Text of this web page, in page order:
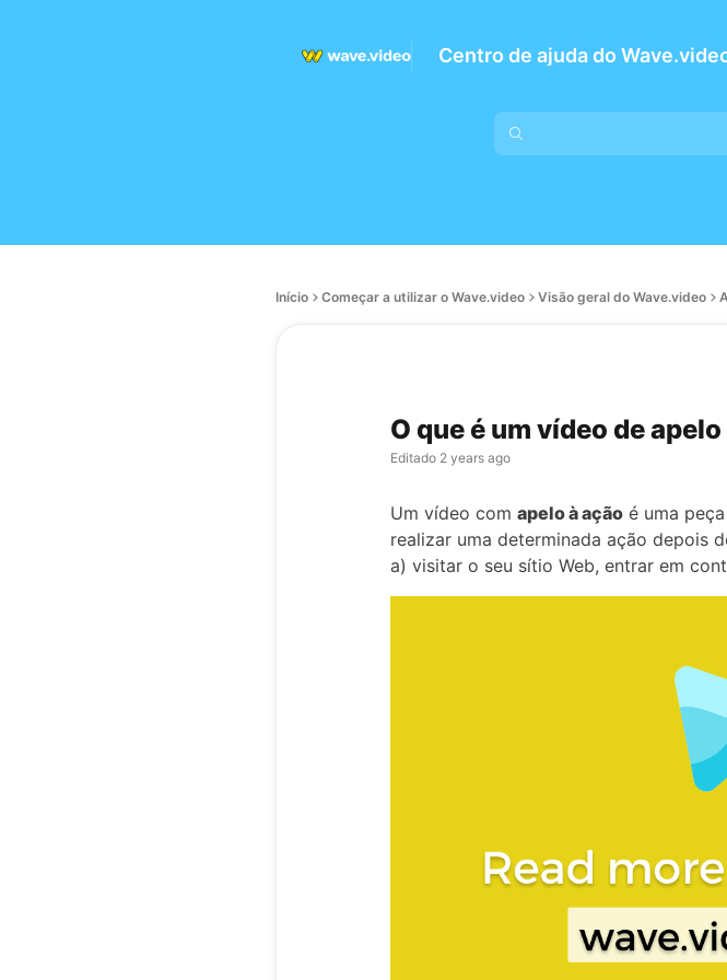
Centro de ajuda do
Início Começar a utilizar o Wave.video Visão geral do Wave.video
O que é um vídeo de
Editado 2 years ago
Um vídeo com apelo à ação é uma
realizar uma determinada ação depois
a) visitar o seu sítio Web, entrar em